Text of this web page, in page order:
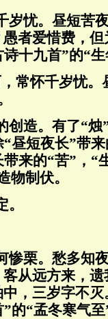
岁忧。昼短苦
者爱惜费，
十九首”的“
常怀千岁忧。
创造。有了“
昼短夜长”带
来的“苦”，“
物制伏。
惨栗。愁多知
从远方来，
，三岁字不
的“孟冬寒气